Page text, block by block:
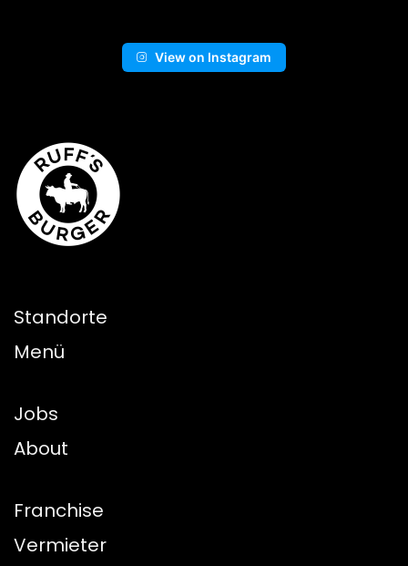
View on Instagram
Standorte
Menü
Jobs
About
Franchise
Vermieter